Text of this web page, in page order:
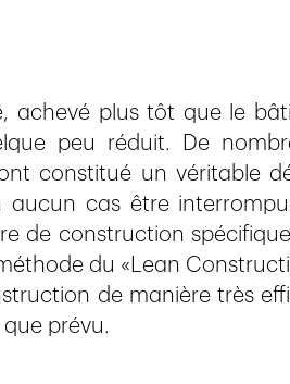
achevé plus tôt que le
peu réduit. De
constitué un véritable
aucun cas être
de construction
du «Lean
de manière très
prévu.